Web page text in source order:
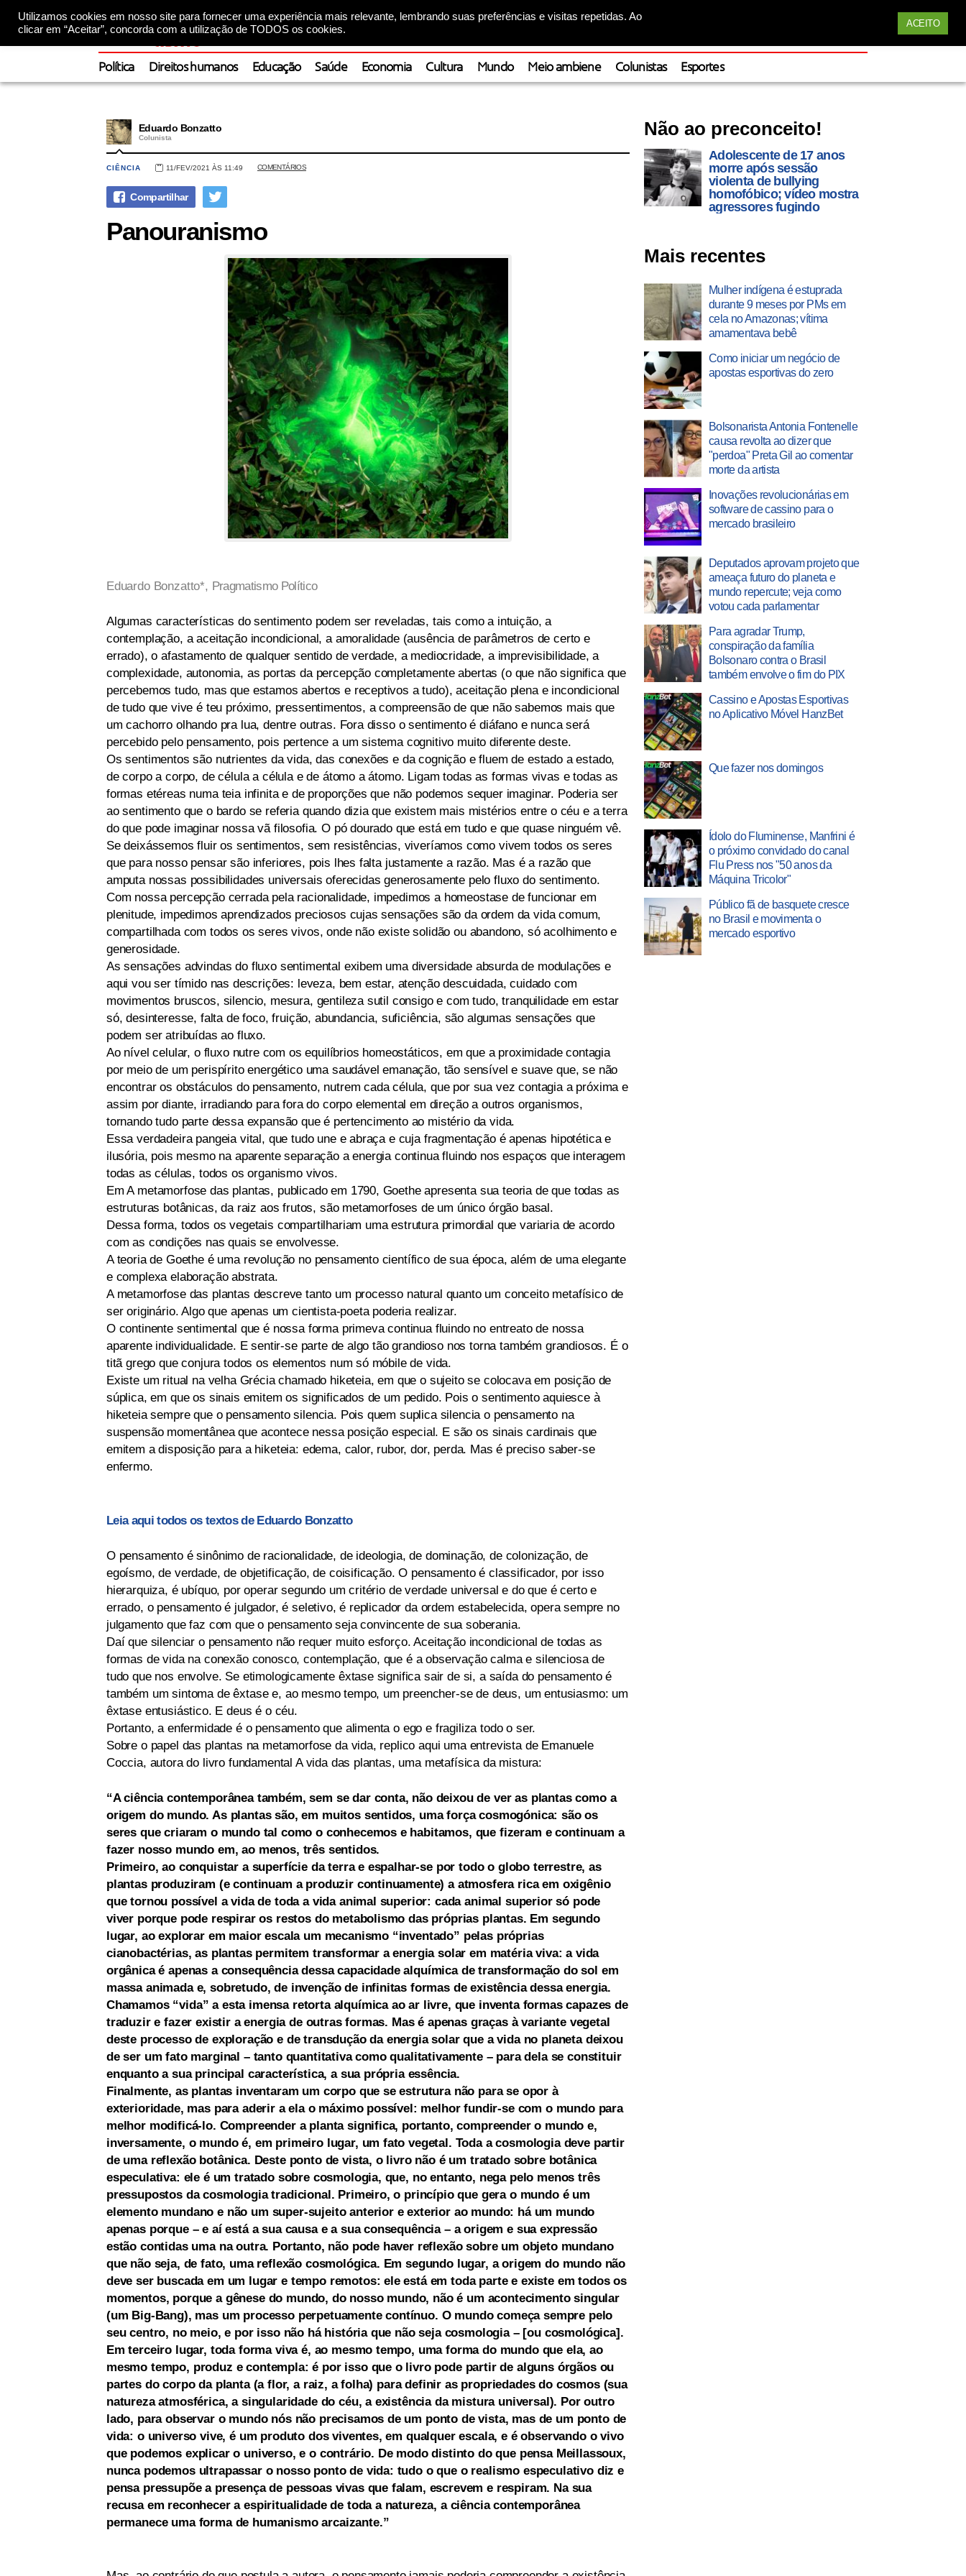
Utilizamos cookies em nosso site para fornecer uma experiência mais relevante, lembrando suas preferências e visitas repetidas. Ao
clicar em “Aceitar”, concorda com a utilização de TODOS os cookies.
ACEITO
Política Direitos humanos Educação Saúde Economia Cultura Mundo Meio ambiene Colunistas Esportes
Eduardo Bonzatto
Colunista
CIÊNCIA 11/FEV/2021 ÀS 11:49 COMENTÁRIOS
Panouranismo
Eduardo Bonzatto*, Pragmatismo Político
Algumas características do sentimento podem ser reveladas, tais como a intuição, a
contemplação, a aceitação incondicional, a amoralidade (ausência de parâmetros de certo e
errado), o afastamento de qualquer sentido de verdade, a mediocridade, a imprevisibilidade, a
complexidade, autonomia, as portas da percepção completamente abertas (o que não significa que
percebemos tudo, mas que estamos abertos e receptivos a tudo), aceitação plena e incondicional
de tudo que vive é teu próximo, pressentimentos, a compreensão de que não sabemos mais que
um cachorro olhando pra lua, dentre outras. Fora disso o sentimento é diáfano e nunca será
percebido pelo pensamento, pois pertence a um sistema cognitivo muito diferente deste.
Os sentimentos são nutrientes da vida, das conexões e da cognição e fluem de estado a estado,
de corpo a corpo, de célula a célula e de átomo a átomo. Ligam todas as formas vivas e todas as
formas etéreas numa teia infinita e de proporções que não podemos sequer imaginar. Poderia ser
ao sentimento que o bardo se referia quando dizia que existem mais mistérios entre o céu e a terra
do que pode imaginar nossa vã filosofia. O pó dourado que está em tudo e que quase ninguém vê.
Se deixássemos fluir os sentimentos, sem resistências, viveríamos como vivem todos os seres
que para nosso pensar são inferiores, pois lhes falta justamente a razão. Mas é a razão que
amputa nossas possibilidades universais oferecidas generosamente pelo fluxo do sentimento.
Com nossa percepção cerrada pela racionalidade, impedimos a homeostase de funcionar em
plenitude, impedimos aprendizados preciosos cujas sensações são da ordem da vida comum,
compartilhada com todos os seres vivos, onde não existe solidão ou abandono, só acolhimento e
generosidade.
As sensações advindas do fluxo sentimental exibem uma diversidade absurda de modulações e
aqui vou ser tímido nas descrições: leveza, bem estar, atenção descuidada, cuidado com
movimentos bruscos, silencio, mesura, gentileza sutil consigo e com tudo, tranquilidade em estar
só, desinteresse, falta de foco, fruição, abundancia, suficiência, são algumas sensações que
podem ser atribuídas ao fluxo.
Ao nível celular, o fluxo nutre com os equilíbrios homeostáticos, em que a proximidade contagia
por meio de um perispírito energético uma saudável emanação, tão sensível e suave que, se não
encontrar os obstáculos do pensamento, nutrem cada célula, que por sua vez contagia a próxima e
assim por diante, irradiando para fora do corpo elemental em direção a outros organismos,
tornando tudo parte dessa expansão que é pertencimento ao mistério da vida.
Essa verdadeira pangeia vital, que tudo une e abraça e cuja fragmentação é apenas hipotética e
ilusória, pois mesmo na aparente separação a energia continua fluindo nos espaços que interagem
todas as células, todos os organismo vivos.
Em A metamorfose das plantas, publicado em 1790, Goethe apresenta sua teoria de que todas as
estruturas botânicas, da raiz aos frutos, são metamorfoses de um único órgão basal.
Dessa forma, todos os vegetais compartilhariam uma estrutura primordial que variaria de acordo
com as condições nas quais se envolvesse.
A teoria de Goethe é uma revolução no pensamento científico de sua época, além de uma elegante
e complexa elaboração abstrata.
A metamorfose das plantas descreve tanto um processo natural quanto um conceito metafísico de
ser originário. Algo que apenas um cientista-poeta poderia realizar.
O continente sentimental que é nossa forma primeva continua fluindo no entreato de nossa
aparente individualidade. E sentir-se parte de algo tão grandioso nos torna também grandiosos. É o
titã grego que conjura todos os elementos num só móbile de vida.
Existe um ritual na velha Grécia chamado hiketeia, em que o sujeito se colocava em posição de
súplica, em que os sinais emitem os significados de um pedido. Pois o sentimento aquiesce à
hiketeia sempre que o pensamento silencia. Pois quem suplica silencia o pensamento na
suspensão momentânea que acontece nessa posição especial. E são os sinais cardinais que
emitem a disposição para a hiketeia: edema, calor, rubor, dor, perda. Mas é preciso saber-se
enfermo.
Leia aqui todos os textos de Eduardo Bonzatto
O pensamento é sinônimo de racionalidade, de ideologia, de dominação, de colonização, de
egoísmo, de verdade, de objetificação, de coisificação. O pensamento é classificador, por isso
hierarquiza, é ubíquo, por operar segundo um critério de verdade universal e do que é certo e
errado, o pensamento é julgador, é seletivo, é replicador da ordem estabelecida, opera sempre no
julgamento que faz com que o pensamento seja convincente de sua soberania.
Daí que silenciar o pensamento não requer muito esforço. Aceitação incondicional de todas as
formas de vida na conexão conosco, contemplação, que é a observação calma e silenciosa de
tudo que nos envolve. Se etimologicamente êxtase significa sair de si, a saída do pensamento é
também um sintoma de êxtase e, ao mesmo tempo, um preencher-se de deus, um entusiasmo: um
êxtase entusiástico. E deus é o céu.
Portanto, a enfermidade é o pensamento que alimenta o ego e fragiliza todo o ser.
Sobre o papel das plantas na metamorfose da vida, replico aqui uma entrevista de Emanuele
Coccia, autora do livro fundamental A vida das plantas, uma metafísica da mistura:
“A ciência contemporânea também, sem se dar conta, não deixou de ver as plantas como a
origem do mundo. As plantas são, em muitos sentidos, uma força cosmogónica: são os
seres que criaram o mundo tal como o conhecemos e habitamos, que fizeram e continuam a
fazer nosso mundo em, ao menos, três sentidos.
Primeiro, ao conquistar a superfície da terra e espalhar-se por todo o globo terrestre, as
plantas produziram (e continuam a produzir continuamente) a atmosfera rica em oxigênio
que tornou possível a vida de toda a vida animal superior: cada animal superior só pode
viver porque pode respirar os restos do metabolismo das próprias plantas. Em segundo
lugar, ao explorar em maior escala um mecanismo “inventado” pelas próprias
cianobactérias, as plantas permitem transformar a energia solar em matéria viva: a vida
orgânica é apenas a consequência dessa capacidade alquímica de transformação do sol em
massa animada e, sobretudo, de invenção de infinitas formas de existência dessa energia.
Chamamos “vida” a esta imensa retorta alquímica ao ar livre, que inventa formas capazes de
traduzir e fazer existir a energia de outras formas. Mas é apenas graças à variante vegetal
deste processo de exploração e de transdução da energia solar que a vida no planeta deixou
de ser um fato marginal – tanto quantitativa como qualitativamente – para dela se constituir
enquanto a sua principal característica, a sua própria essência.
Finalmente, as plantas inventaram um corpo que se estrutura não para se opor à
exterioridade, mas para aderir a ela o máximo possível: melhor fundir-se com o mundo para
melhor modificá-lo. Compreender a planta significa, portanto, compreender o mundo e,
inversamente, o mundo é, em primeiro lugar, um fato vegetal. Toda a cosmologia deve partir
de uma reflexão botânica. Deste ponto de vista, o livro não é um tratado sobre botânica
especulativa: ele é um tratado sobre cosmologia, que, no entanto, nega pelo menos três
pressupostos da cosmologia tradicional. Primeiro, o princípio que gera o mundo é um
elemento mundano e não um super-sujeito anterior e exterior ao mundo: há um mundo
apenas porque – e aí está a sua causa e a sua consequência – a origem e sua expressão
estão contidas uma na outra. Portanto, não pode haver reflexão sobre um objeto mundano
que não seja, de fato, uma reflexão cosmológica. Em segundo lugar, a origem do mundo não
deve ser buscada em um lugar e tempo remotos: ele está em toda parte e existe em todos os
momentos, porque a gênese do mundo, do nosso mundo, não é um acontecimento singular
(um Big-Bang), mas um processo perpetuamente contínuo. O mundo começa sempre pelo
seu centro, no meio, e por isso não há história que não seja cosmologia – [ou cosmológica].
Em terceiro lugar, toda forma viva é, ao mesmo tempo, uma forma do mundo que ela, ao
mesmo tempo, produz e contempla: é por isso que o livro pode partir de alguns órgãos ou
partes do corpo da planta (a flor, a raiz, a folha) para definir as propriedades do cosmos (sua
natureza atmosférica, a singularidade do céu, a existência da mistura universal). Por outro
lado, para observar o mundo nós não precisamos de um ponto de vista, mas de um ponto de
vida: o universo vive, é um produto dos viventes, em qualquer escala, e é observando o vivo
que podemos explicar o universo, e o contrário. De modo distinto do que pensa Meillassoux,
nunca podemos ultrapassar o nosso ponto de vida: tudo o que o realismo especulativo diz e
pensa pressupõe a presença de pessoas vivas que falam, escrevem e respiram. Na sua
recusa em reconhecer a espiritualidade de toda a natureza, a ciência contemporânea
permanece uma forma de humanismo arcaizante.”
Não ao preconceito!
Adolescente de 17 anos
morre após sessão
violenta de bullying
homofóbico; vídeo mostra
agressores fugindo
Mais recentes
Mulher indígena é estuprada
durante 9 meses por PMs em
cela no Amazonas; vítima
amamentava bebê
Como iniciar um negócio de
apostas esportivas do zero
Bolsonarista Antonia Fontenelle
causa revolta ao dizer que
"perdoa" Preta Gil ao comentar
morte da artista
Inovações revolucionárias em
software de cassino para o
mercado brasileiro
Deputados aprovam projeto que
ameaça futuro do planeta e
mundo repercute; veja como
votou cada parlamentar
Para agradar Trump,
conspiração da família
Bolsonaro contra o Brasil
também envolve o fim do PIX
Cassino e Apostas Esportivas
no Aplicativo Móvel HanzBet
Que fazer nos domingos
Ídolo do Fluminense, Manfrini é
o próximo convidado do canal
Flu Press nos "50 anos da
Máquina Tricolor"
Público fã de basquete cresce
no Brasil e movimenta o
mercado esportivo